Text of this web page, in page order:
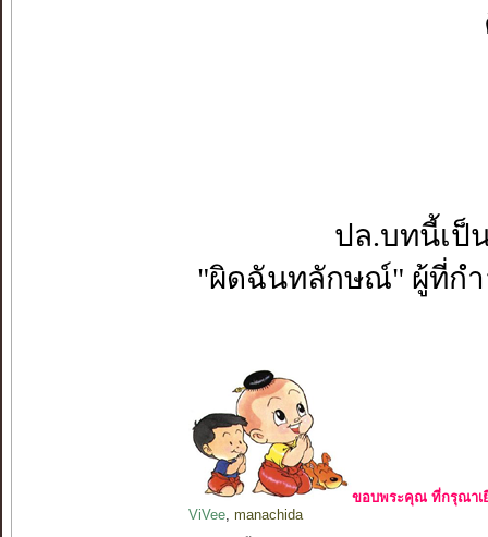
ปล.บทนี้เป็
"ผิดฉันทลักษณ์" ผู้ที่กำ
ขอบพระคุณ ที่กรุณาเ
ViVee, manachida